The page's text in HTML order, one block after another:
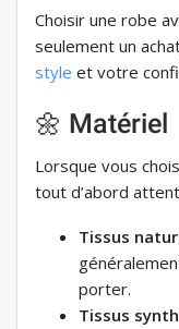
Choisir une robe
seulement un
style et votre
🌼 Matériel
Lorsque vous
tout d’abord
Tissus
porter.
Tissus